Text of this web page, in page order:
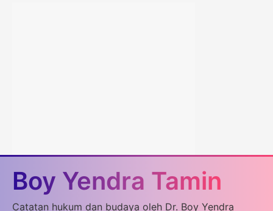
Boy Yendra Tamin
Catatan hukum dan budaya oleh Dr. Boy Yendra